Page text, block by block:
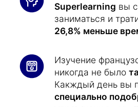
Superlearning вы
заниматься и
26,8% меньше
Изучение
никогда не было
Какждый день вы
специально